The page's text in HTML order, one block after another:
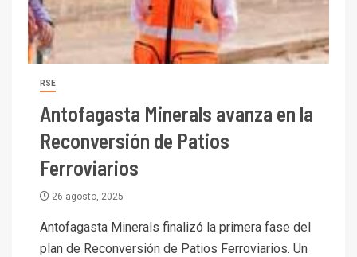
RSE
Antofagasta Minerals avanza en la
Reconversión de Patios
Ferroviarios
26 agosto, 2025
Antofagasta Minerals finalizó la primera fase del
plan de Reconversión de Patios Ferroviarios. Un
6 I+D
BHP proyecta producción de
cobre cercana a 2 millones de
toneladas tras récord en
7 I+D
Codelco reporta Ebitda de US$
6.670 millones y mejora sus
Codelco Ventanas prueba
camión 100% eléctrico para